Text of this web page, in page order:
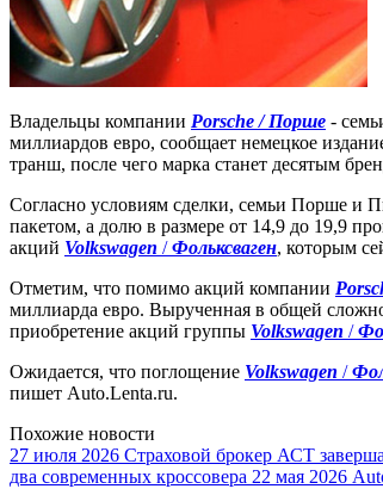
Владельцы компании Porsche / Порше -
миллиардов евро, сообщает немецкое
транш, после чего марка станет десятым
Согласно условиям сделки, семьи Порше и
пакетом, а долю в размере от 14,9 до 19,9
акций Volkswagen /Фольксваген, которым
Отметим, что помимо акций компании
миллиарда евро. Вырученная в общей
приобретение акций группы Volkswagen /
Ожидается, что поглощение Volkswagen /
пишет Auto.Lenta.ru.
Похожие новости
27 июля 2026 Страховой брокер АСТ
два современных кроссовера 22 мая 2026